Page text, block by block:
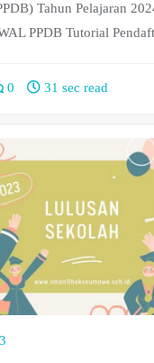
Tahun Pelajaran
PPDB Tutorial
0 31 sec read